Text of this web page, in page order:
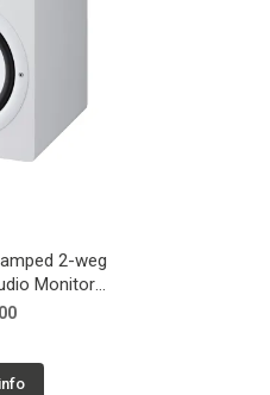
2-weg
Monitor,